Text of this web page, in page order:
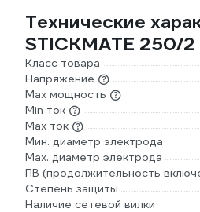
Технические
STICKMATE 250/
Класс товара
Напряжение
Max мощность
Min ток
Max ток
Мин. диаметр электрода
Мах. диаметр электрода
ПВ (продолжительность
Степень защиты
Наличие сетевой вилки